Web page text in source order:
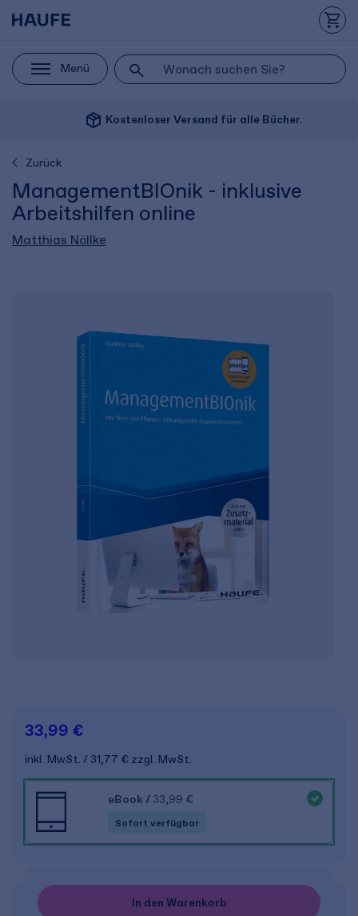
Menü
package_2 Kostenloser Versand für alle Bücher.
Zurück
ManagementBIOnik - inklusive
Arbeitshilfen online
Matthias Nöllke
33,99 €
inkl. MwSt. 31,77 € zzgl. MwSt.
eBook / 33,99 €
Sofort verfügbar
In den Warenkorb